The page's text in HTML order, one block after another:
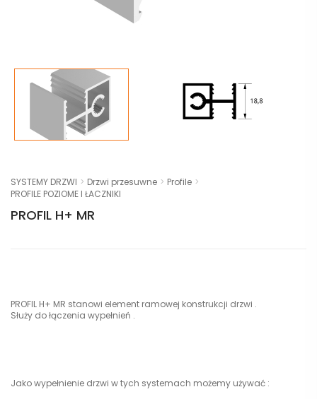
SYSTEMY DRZWI Drzwi przesuwne
Profile
PROFILE POZIOME I ŁACZNIKI
PROFIL H+ MR
PROFIL H+ MR stanowi element ramowej konstrukcji drzwi .
Służy do łączenia wypełnień .
Jako wypełnienie drzwi w tych systemach możemy używać :